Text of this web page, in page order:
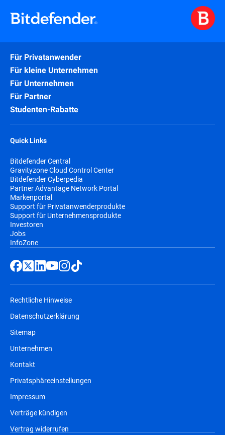
Für Privatanwender
Für kleine Unternehmen
Für Unternehmen
Für Partner
Studenten-Rabatte
Quick Links
Bitdefender Central
Gravityzone Cloud Control Center
Bitdefender Cyberpedia
Partner Advantage Network Portal
Markenportal
Support für Privatanwenderprodukte
Support für Unternehmensprodukte
Investoren
Jobs
InfoZone
Rechtliche Hinweise
Datenschutzerklärung
Sitemap
Unternehmen
Kontakt
Privatsphäreeinstellungen
Impressum
Verträge kündigen
Vertrag widerrufen